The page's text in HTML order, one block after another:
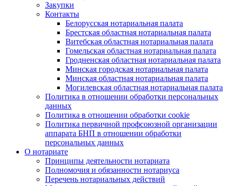
Закупки
Контакты
Белорусская нотариальная палата
Брестская областная нотариальная палата
Витебская областная нотариальная палата
Гомельская областная нотариальная палата
Гродненская областная нотариальная палата
Минская городская нотариальная палата
Минская областная нотариальная палата
Могилевская областная нотариальная палата
Политика в отношении обработки персональных
данных
Политика в отношении обработки cookie
Политика первичной профсоюзной организации
аппарата БНП в отношении обработки
персональных данных
О нотариате
Принципы деятельности нотариата
Полномочия и обязанности нотариуса
Перечень нотариальных действий